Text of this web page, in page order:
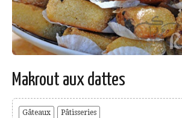
Makrout aux dattes
Gâteaux Pâtisseries